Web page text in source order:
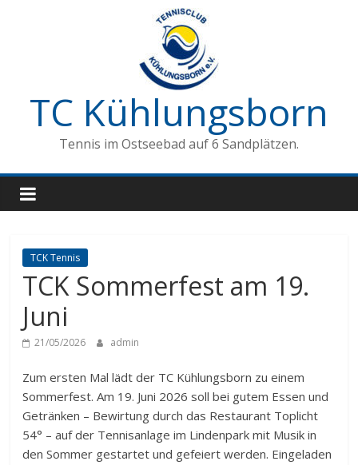
TC Kühlungsborn
Tennis im Ostseebad auf 6 Sandplätzen.
TCK Tennis
TCK Sommerfest am 19.
Juni
21/05/2026 admin
Zum ersten Mal lädt der TC Kühlungsborn zu einem
Sommerfest. Am 19. Juni 2026 soll bei gutem Essen und
Getränken – Bewirtung durch das Restaurant Toplicht
54° – auf der Tennisanlage im Lindenpark mit Musik in
den Sommer gestartet und gefeiert werden. Eingeladen